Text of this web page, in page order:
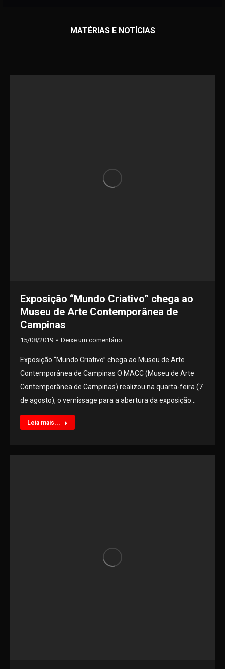
MATÉRIAS E NOTÍCIAS
Exposição “Mundo Criativo” chega ao
Museu de Arte Contemporânea de
Campinas
15/08/2019 Deixe um comentário
Exposição “Mundo Criativo” chega ao Museu de Arte
Contemporânea de Campinas O MACC (Museu de Arte
Contemporânea de Campinas) realizou na quarta-feira (7
de agosto), o vernissage para a abertura da exposição…
Leia mais...